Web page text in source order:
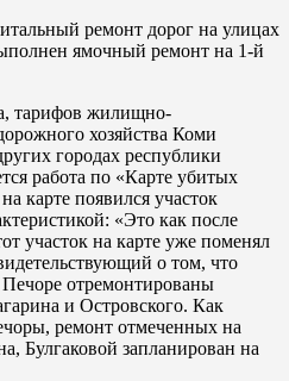
ремонт дорог на улицах
ямочный ремонт на 1-й
тарифов жилищно-
хозяйства Коми
городах республики
работа по «Карте убитых
карте появился участок
«Это как после
участок на карте уже поменял
о том, что
отремонтированы
и Островского. Как
ремонт отмеченных на
Булгаковой запланирован на